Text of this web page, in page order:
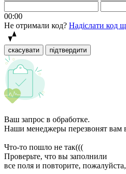
00:00
Не отримали код? Надіслати код
скасувати підтвердити
Ваш запрос в обработке.
Наши менеджеры перезвонят вам
Что-то пошло не так(((
Проверьте, что вы заполнили
все поля и повторите,